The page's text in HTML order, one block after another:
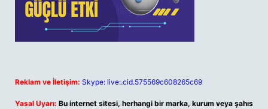
Reklam ve İletişim: Skype: live:.cid.575569c608265c69
Yasal Uyarı: Bu internet sitesi, herhangi bir marka, kurum veya şahıs